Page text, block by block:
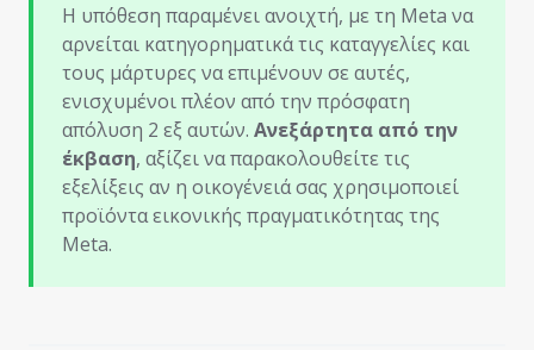
Η υπόθεση παραμένει ανοιχτή, με τη Meta να
αρνείται κατηγορηματικά τις καταγγελίες και
τους μάρτυρες να επιμένουν σε αυτές,
ενισχυμένοι πλέον από την πρόσφατη
απόλυση 2 εξ αυτών. Ανεξάρτητα από την
έκβαση, αξίζει να παρακολουθείτε τις
εξελίξεις αν η οικογένειά σας χρησιμοποιεί
προϊόντα εικονικής πραγματικότητας της
Meta.